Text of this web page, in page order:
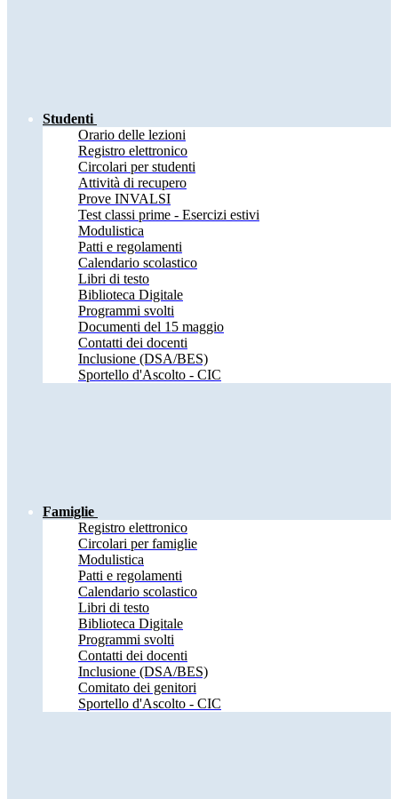
Studenti
Orario delle lezioni
Registro elettronico
Circolari per studenti
Attività di recupero
Prove INVALSI
Test classi prime - Esercizi estivi
Modulistica
Patti e regolamenti
Calendario scolastico
Libri di testo
Biblioteca Digitale
Programmi svolti
Documenti del 15 maggio
Contatti dei docenti
Inclusione (DSA/BES)
Sportello d'Ascolto - CIC
Famiglie
Registro elettronico
Circolari per famiglie
Modulistica
Patti e regolamenti
Calendario scolastico
Libri di testo
Biblioteca Digitale
Programmi svolti
Contatti dei docenti
Inclusione (DSA/BES)
Comitato dei genitori
Sportello d'Ascolto - CIC